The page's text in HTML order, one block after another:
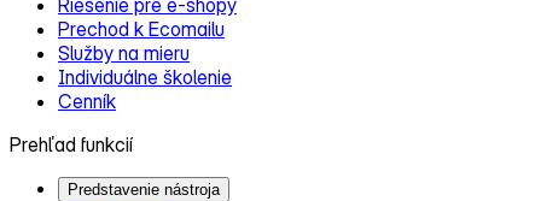
Riešenie pre e‑shopy
Prechod k Ecomailu
Služby na mieru
Individuálne školenie
Cenník
Prehľad funkcií
Predstavenie nástroja